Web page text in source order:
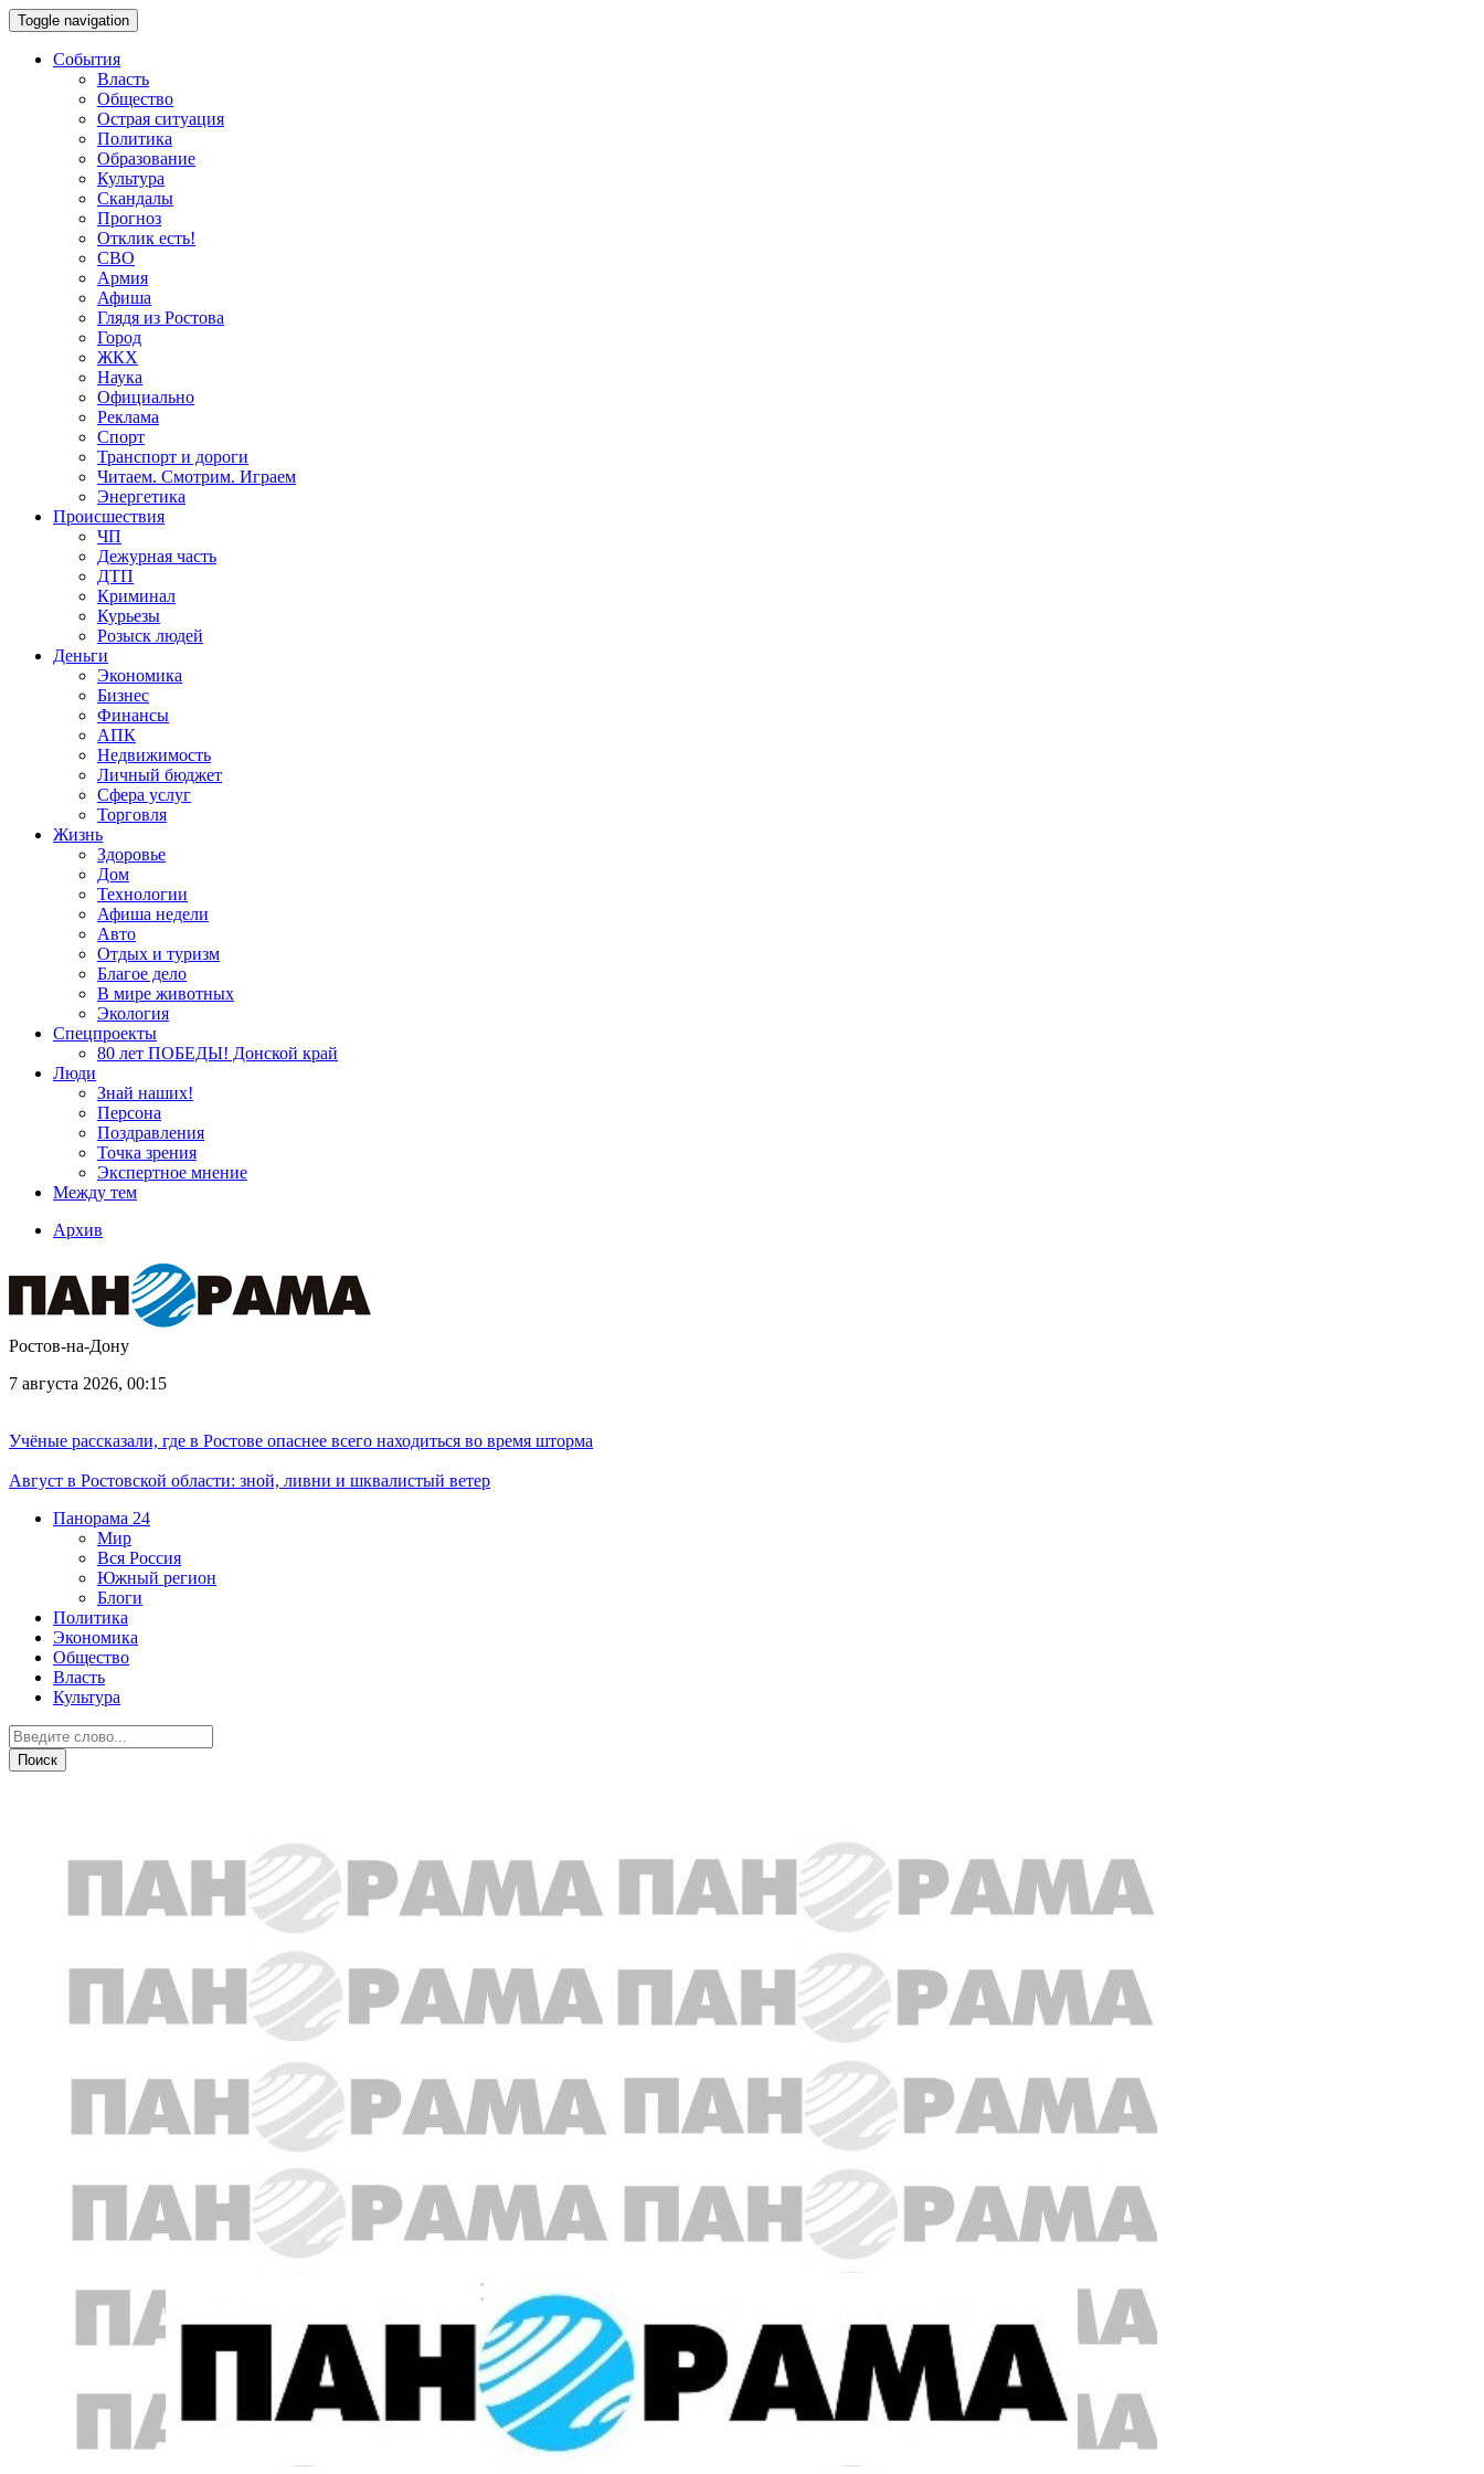
Toggle navigation
События
Власть
Общество
Острая ситуация
Политика
Образование
Культура
Скандалы
Прогноз
Отклик есть!
СВО
Армия
Афиша
Глядя из Ростова
Город
ЖКХ
Наука
Официально
Реклама
Спорт
Транспорт и дороги
Читаем. Смотрим. Играем
Энергетика
Происшествия
ЧП
Дежурная часть
ДТП
Криминал
Курьезы
Розыск людей
Деньги
Экономика
Бизнес
Финансы
АПК
Недвижимость
Личный бюджет
Сфера услуг
Торговля
Жизнь
Здоровье
Дом
Технологии
Афиша недели
Авто
Отдых и туризм
Благое дело
В мире животных
Экология
Спецпроекты
80 лет ПОБЕДЫ! Донской край
Люди
Знай наших!
Персона
Поздравления
Точка зрения
Экспертное мнение
Между тем
Архив
Ростов-на-Дону
7 августа 2026, 00:15
Учёные рассказали, где в Ростове опаснее всего находиться во время шторма
Август в Ростовской области: зной, ливни и шквалистый ветер
Панорама 24
Мир
Вся Россия
Южный регион
Блоги
Политика
Экономика
Общество
Власть
Культура